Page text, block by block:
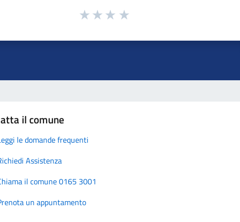
il comune
le domande frequenti
Assistenza
il comune 0165 3001
un appuntamento